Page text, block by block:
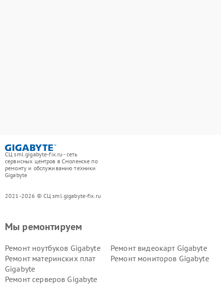
СЦ sml.gigabyte-fix.ru - сеть
сервисных центров в Смоленске по
ремонту и обслуживанию техники
Gigabyte
2021-2026 © СЦ sml.gigabyte-fix.ru
Мы ремонтируем
Ремонт ноутбуков Gigabyte
Ремонт видеокарт Gigabyte
Ремонт материнских плат
Gigabyte
Ремонт мониторов Gigabyte
Ремонт серверов Gigabyte